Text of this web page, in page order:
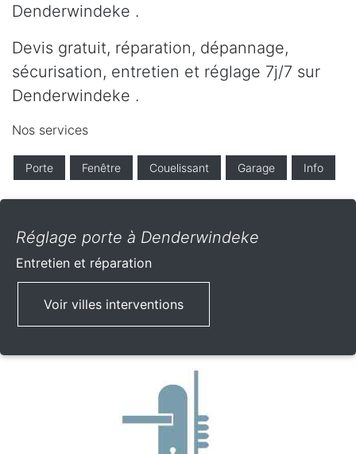
Denderwindeke .
Devis gratuit, réparation, dépannage,
sécurisation, entretien et réglage 7j/7 sur
Denderwindeke .
Nos services
Porte Fenêtre Couelissant Garage Info
Réglage porte à Denderwindeke
Entretien et réparation
Voir villes interventions